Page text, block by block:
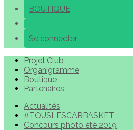
BOUTIQUE
Se connecter
Projet Club
Organigramme
Boutique
Partenaires
Actualités
#TOUSLESCARBASKET
Concours photo été 2019